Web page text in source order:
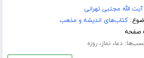
آیت الله مجتبی تهرانی
کتاب‌های اندیشه و مذهب
دعا،نماز،روزه